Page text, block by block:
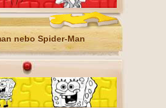
nebo Spider-Man